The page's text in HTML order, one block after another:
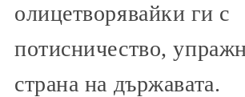
олицетворявайки ги с
потисничество,
страна на държавата.